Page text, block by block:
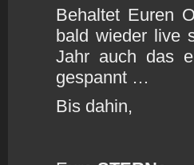
Behaltet Euren
bald wieder live
Jahr auch das
gespannt …
Bis dahin,